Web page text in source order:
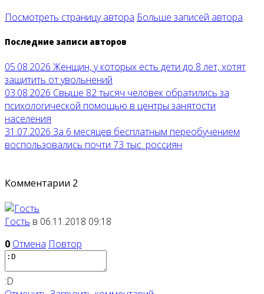
Посмотреть страницу автора Больше записей автора
Последние записи авторов
05.08.2026 Женщин, у которых есть дети до 8 лет, хотят
защитить от увольнений
03.08.2026 Свыше 82 тысяч человек обратились за
психологической помощью в центры занятости
населения
31.07.2026 За 6 месяцев бесплатным переобучением
воспользовались почти 73 тыс. россиян
Комментарии 2
Гость в 06.11.2018 09:18
0 Отмена Повтор
:D